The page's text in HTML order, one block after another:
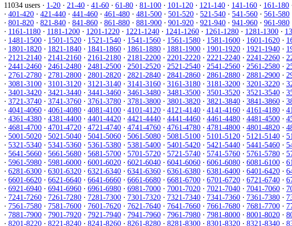
11034 users · 1-20 · 21-40 · 41-60 · 61-80 · 81-100 · 101-120 · 121-140 · 141-160 · 161-180
· 401-420 · 421-440 · 441-460 · 461-480 · 481-500 · 501-520 · 521-540 · 541-560 · 561-580
· 801-820 · 821-840 · 841-860 · 861-880 · 881-900 · 901-920 · 921-940 · 941-960 · 961-980
· 1161-1180 · 1181-1200 · 1201-1220 · 1221-1240 · 1241-1260 · 1261-1280 · 1281-1300 ·
· 1481-1500 · 1501-1520 · 1521-1540 · 1541-1560 · 1561-1580 · 1581-1600 · 1601-1620 ·
· 1801-1820 · 1821-1840 · 1841-1860 · 1861-1880 · 1881-1900 · 1901-1920 · 1921-1940 ·
· 2121-2140 · 2141-2160 · 2161-2180 · 2181-2200 · 2201-2220 · 2221-2240 · 2241-2260 ·
· 2441-2460 · 2461-2480 · 2481-2500 · 2501-2520 · 2521-2540 · 2541-2560 · 2561-2580 ·
· 2761-2780 · 2781-2800 · 2801-2820 · 2821-2840 · 2841-2860 · 2861-2880 · 2881-2900 ·
· 3081-3100 · 3101-3120 · 3121-3140 · 3141-3160 · 3161-3180 · 3181-3200 · 3201-3220 ·
· 3401-3420 · 3421-3440 · 3441-3460 · 3461-3480 · 3481-3500 · 3501-3520 · 3521-3540 ·
· 3721-3740 · 3741-3760 · 3761-3780 · 3781-3800 · 3801-3820 · 3821-3840 · 3841-3860 ·
· 4041-4060 · 4061-4080 · 4081-4100 · 4101-4120 · 4121-4140 · 4141-4160 · 4161-4180 ·
· 4361-4380 · 4381-4400 · 4401-4420 · 4421-4440 · 4441-4460 · 4461-4480 · 4481-4500 ·
· 4681-4700 · 4701-4720 · 4721-4740 · 4741-4760 · 4761-4780 · 4781-4800 · 4801-4820 ·
· 5001-5020 · 5021-5040 · 5041-5060 · 5061-5080 · 5081-5100 · 5101-5120 · 5121-5140 ·
· 5321-5340 · 5341-5360 · 5361-5380 · 5381-5400 · 5401-5420 · 5421-5440 · 5441-5460 ·
· 5641-5660 · 5661-5680 · 5681-5700 · 5701-5720 · 5721-5740 · 5741-5760 · 5761-5780 ·
· 5961-5980 · 5981-6000 · 6001-6020 · 6021-6040 · 6041-6060 · 6061-6080 · 6081-6100 ·
· 6281-6300 · 6301-6320 · 6321-6340 · 6341-6360 · 6361-6380 · 6381-6400 · 6401-6420 ·
· 6601-6620 · 6621-6640 · 6641-6660 · 6661-6680 · 6681-6700 · 6701-6720 · 6721-6740 ·
· 6921-6940 · 6941-6960 · 6961-6980 · 6981-7000 · 7001-7020 · 7021-7040 · 7041-7060 ·
· 7241-7260 · 7261-7280 · 7281-7300 · 7301-7320 · 7321-7340 · 7341-7360 · 7361-7380 ·
· 7561-7580 · 7581-7600 · 7601-7620 · 7621-7640 · 7641-7660 · 7661-7680 · 7681-7700 ·
· 7881-7900 · 7901-7920 · 7921-7940 · 7941-7960 · 7961-7980 · 7981-8000 · 8001-8020 ·
· 8201-8220 · 8221-8240 · 8241-8260 · 8261-8280 · 8281-8300 · 8301-8320 · 8321-8340 ·